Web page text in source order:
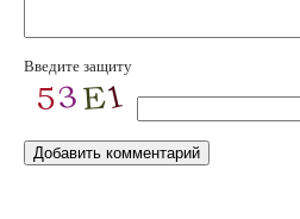
Введите защиту